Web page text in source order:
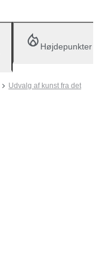
Højdepunkter
Udvalg af kunst fra det